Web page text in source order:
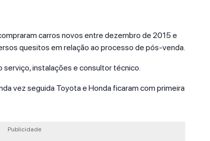
carros novos entre dezembro de 2015 e
quesitos em relação ao processo de pós-venda.
serviço, instalações e consultor técnico.
vez seguida Toyota e Honda ficaram com primeira
Publicidade